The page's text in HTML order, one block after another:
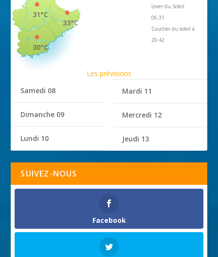
33°C
31°C
30°C
Lever du Soleil
06:31
Coucher du soleil à
20:42
Les prévisions
Samedi 08
Dimanche 09
Lundi 10
Mardi 11
Mercredi 12
Jeudi 13
SUIVEZ-NOUS
Facebook